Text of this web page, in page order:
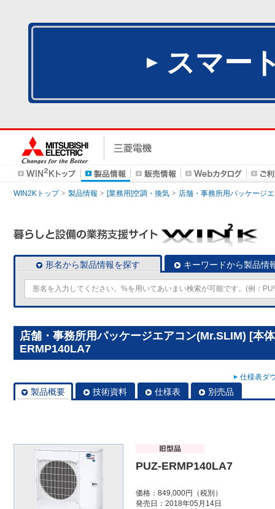
スマー
WIN2Kトップ 製品情報 [業務用]空調・換気 店舗・事務所用パッケージ
形名から製品情報を探す キーワードから製品情
店舗・事務所用パッケージエアコン(Mr.SLIM) [本
ERMP140LA7
仕様表ダ
製品概要 技術資料 仕様表 別売品
PUZ-ERMP140LA7
価格：849,000円（税別）
発売日：2018年05月14日